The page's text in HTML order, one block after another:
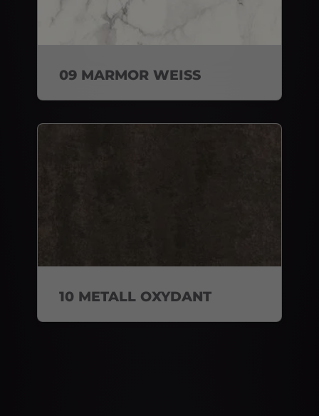
09 MARMOR WEISS
10 METALL OXYDANT